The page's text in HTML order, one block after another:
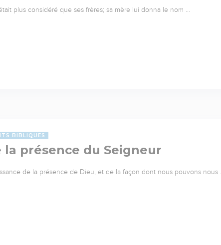
plus considéré que ses frères; sa mère lui donna le nom …
BIBLIQUES
la présence du Seigneur
de la présence de Dieu, et de la façon dont nous pouvons nous …